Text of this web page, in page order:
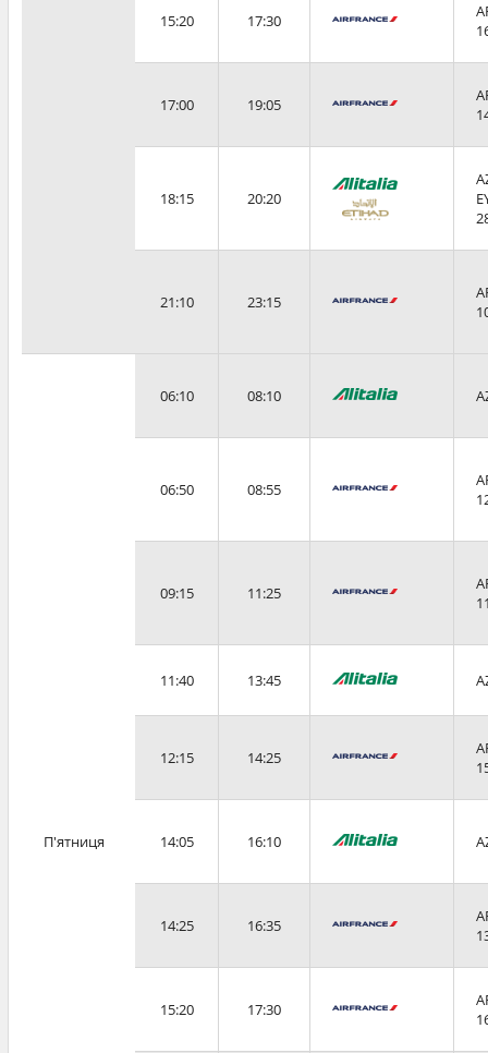
15:20 17:30
17:00 19:05
18:15 20:20
21:10 23:15
П'ятниця
06:10 08:10
06:50 08:55
09:15 11:25
11:40 13:45
12:15 14:25
14:05 16:10
14:25 16:35
15:20 17:30